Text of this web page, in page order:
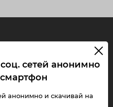
и
без
сетей анонимно
анонимно и скачивай на